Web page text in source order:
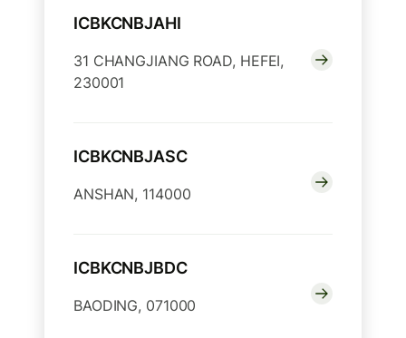
ICBKCNBJAHI
31 CHANGJIANG ROAD, HEFEI,
230001
ICBKCNBJASC
ANSHAN, 114000
ICBKCNBJBDC
BAODING, 071000